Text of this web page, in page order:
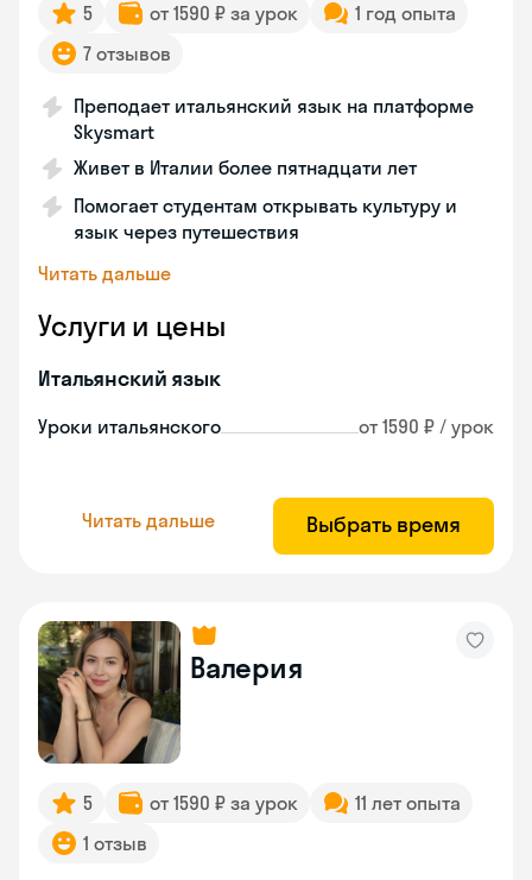
5 от 1590 ₽ за урок
1 год опыта
7 отзывов
Преподает итальянский язык на платформе
Skysmart
Живет в Италии более пятнадцати лет
Помогает студентам открывать культуру и
язык через путешествия
Читать дальше
Услуги и цены
Итальянский язык
Уроки итальянского от 1590 ₽ / урок
Читать дальше Выбрать время
Валерия
5 от 1590 ₽ за урок
11 лет опыта
1 отзыв